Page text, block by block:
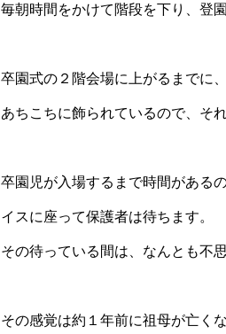
毎朝時間をかけて階段を下り、登
卒園式の２階会場に上がるまでに
あちこちに飾られているので、そ
卒園児が入場するまで時間があるの
イスに座って保護者は待ちます。
その待っている間は、なんとも不
その感覚は約１年前に祖母が亡く